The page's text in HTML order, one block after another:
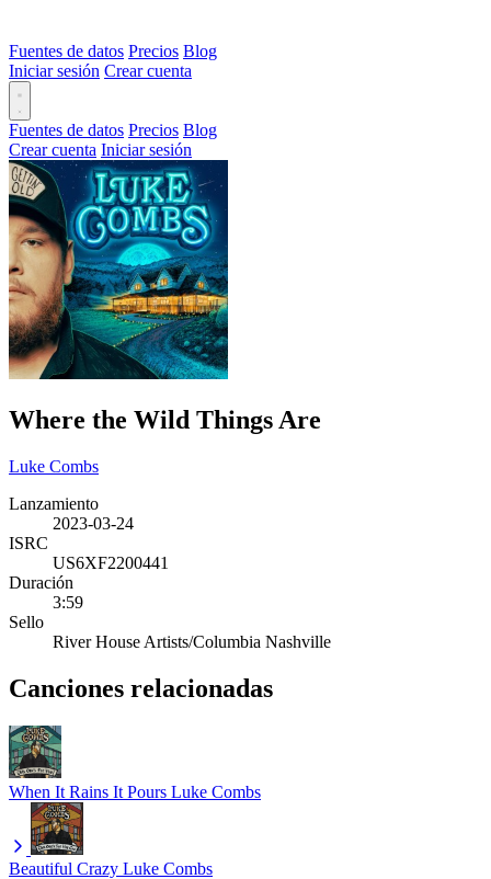
Fuentes de datos Precios Blog
Iniciar sesión Crear cuenta
Fuentes de datos Precios Blog
Crear cuenta Iniciar sesión
Where the Wild Things Are
Luke Combs
Lanzamiento
2023-03-24
ISRC
US6XF2200441
Duración
3:59
Sello
River House Artists/Columbia Nashville
Canciones relacionadas
When It Rains It Pours Luke Combs
Beautiful Crazy Luke Combs